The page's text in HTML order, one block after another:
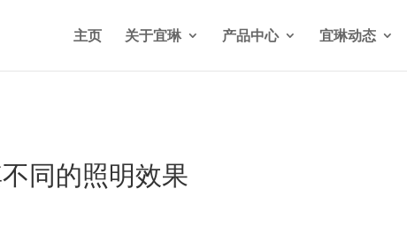
content/themes/Divi/functions.phpon line5841
主页 关于宜琳 产品中心 宜琳动态
同的照明效果